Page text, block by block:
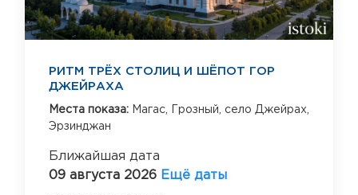
РИТМ ТРЁХ СТОЛИЦ И ШЁПОТ ГОР
ДЖЕЙРАХА
Места показа: Магас, Грозный, село Джейрах,
Эрзинджан
Ближайшая дата
09 августа 2026 Ещё даты